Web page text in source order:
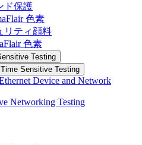
ド保護
色素
リティ顔料
色素
Testing
Sensitive Testing
Device and Network
Networking Testing